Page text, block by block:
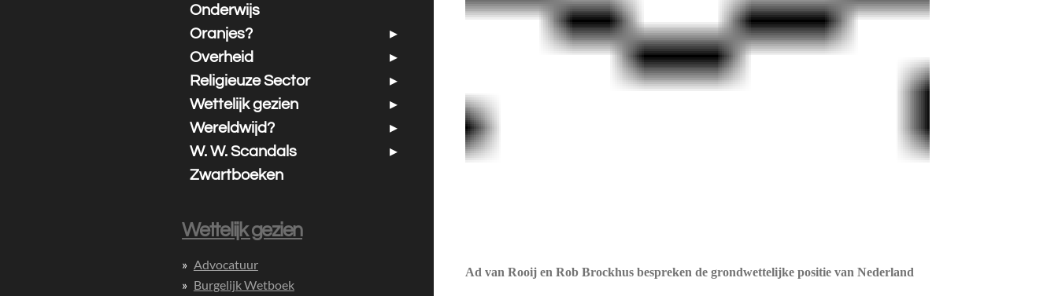
Ad van Rooij en Rob Brockhus bespreken de grondwettelijke positie van Nederland
Onderwijs
Oranjes?
Overheid
Religieuze Sector
Wettelijk gezien
Wereldwijd?
W. W. Scandals
Zwartboeken
Wettelijk gezien
Advocatuur
Burgelijk Wetboek